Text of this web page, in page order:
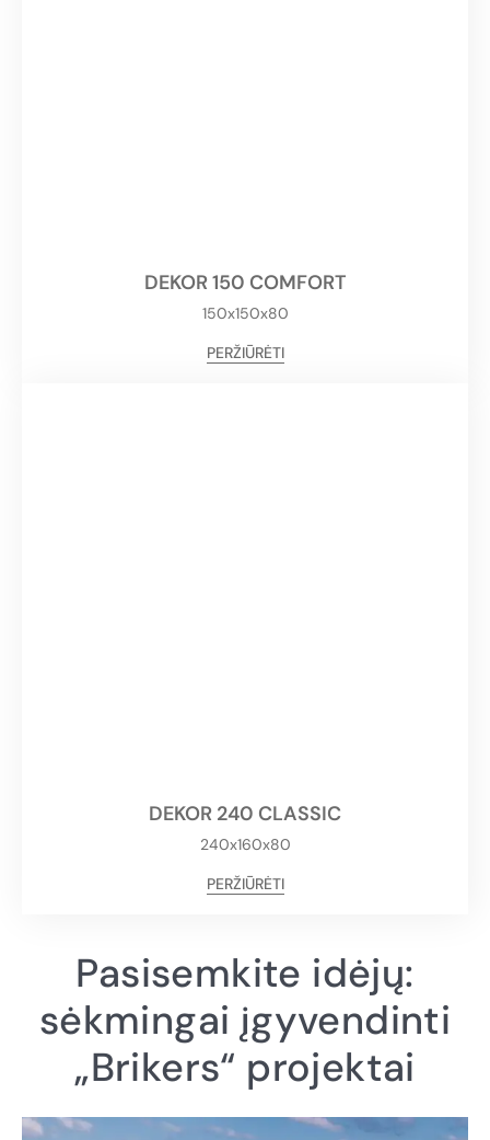
DEKOR 150 COMFORT
150x150x80
PERŽIŪRĖTI
DEKOR 240 CLASSIC
240x160x80
PERŽIŪRĖTI
Pasisemkite idėjų:
sėkmingai įgyvendinti
„Brikers“ projektai